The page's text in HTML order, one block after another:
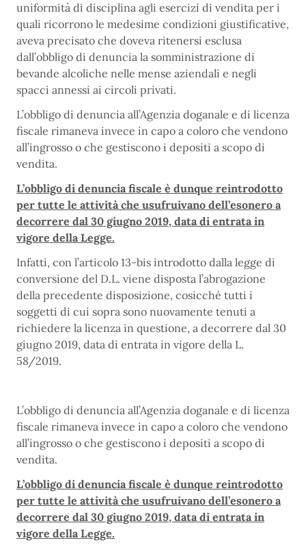
uniformità di disciplina agli esercizi di vendita per i
quali ricorrono le medesime condizioni giustificative,
aveva precisato che doveva ritenersi esclusa
dall’obbligo di denuncia la somministrazione di
bevande alcoliche nelle mense aziendali e negli
spacci annessi ai circoli privati.
L’obbligo di denuncia all’Agenzia doganale e di licenza
fiscale rimaneva invece in capo a coloro che vendono
all’ingrosso o che gestiscono i depositi a scopo di
vendita.
L’obbligo di denuncia fiscale è dunque reintrodotto
per tutte le attività che usufruivano dell’esonero a
decorrere dal 30 giugno 2019, data di entrata in
vigore della Legge.
Infatti, con l’articolo 13-bis introdotto dalla legge di
conversione del D.L. viene disposta l’abrogazione
della precedente disposizione, cosicché tutti i
soggetti di cui sopra sono nuovamente tenuti a
richiedere la licenza in questione, a decorrere dal 30
giugno 2019, data di entrata in vigore della L.
58/2019.
L’obbligo di denuncia all’Agenzia doganale e di licenza
fiscale rimaneva invece in capo a coloro che vendono
all’ingrosso o che gestiscono i depositi a scopo di
vendita.
L’obbligo di denuncia fiscale è dunque reintrodotto
per tutte le attività che usufruivano dell’esonero a
decorrere dal 30 giugno 2019, data di entrata in
vigore della Legge.